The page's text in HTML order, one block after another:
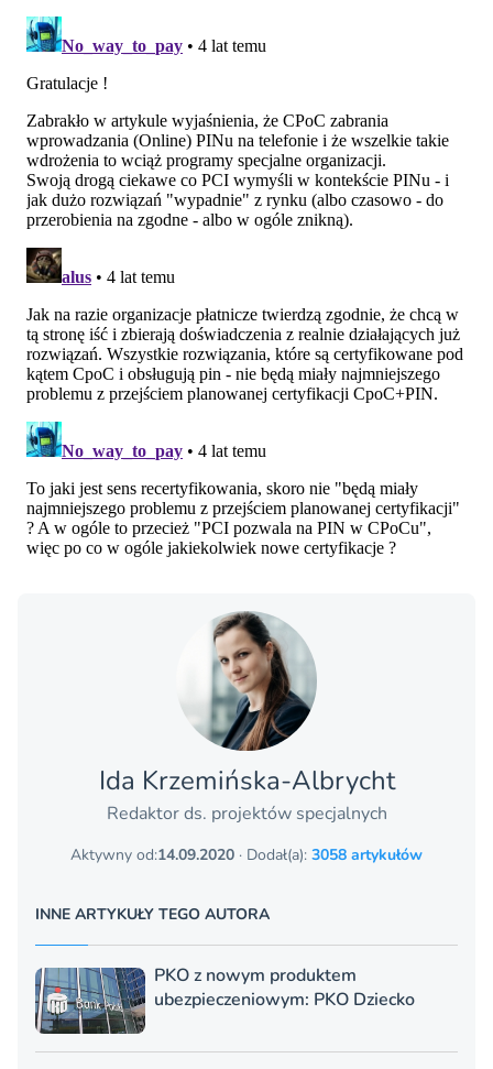
Ida Krzemińska-Albrycht
Redaktor ds. projektów specjalnych
Aktywny od:14.09.2020 · Dodał(a): 3058 artykułów
INNE ARTYKUŁY TEGO AUTORA
PKO z nowym produktem
ubezpieczeniowym: PKO Dziecko